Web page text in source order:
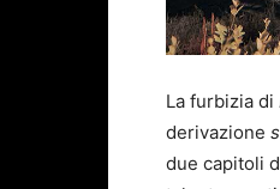
La furbizia di
derivazione
due capitoli